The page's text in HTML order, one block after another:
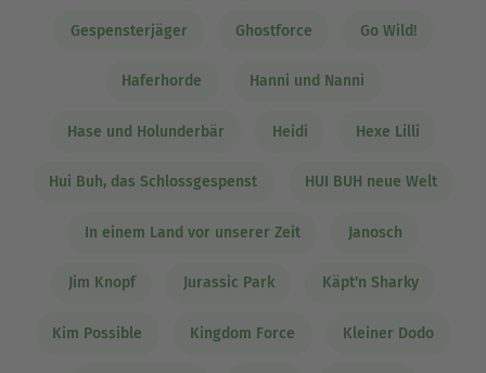
Gespensterjäger Ghostforce Go Wild!
Haferhorde Hanni und Nanni
Hase und Holunderbär Heidi Hexe Lilli
Hui Buh, das Schlossgespenst HUI BUH neue Welt
In einem Land vor unserer Zeit Janosch
Jim Knopf Jurassic Park Käpt'n Sharky
Kim Possible Kingdom Force Kleiner Dodo